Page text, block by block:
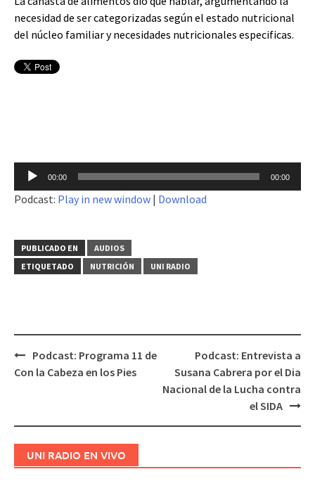
necesidad de ser categorizadas según el estado nutricional
del núcleo familiar y necesidades nutricionales especificas.
Reproductor
de
audio
00:00 00:00
Podcast: Play in new window | Download
PUBLICADO EN
AUDIOS
ETIQUETADO
NUTRICIÓN UNI RADIO
Navegación
Podcast: Programa 11 de
Con la Cabeza en los Pies
Podcast: Entrevista a
Susana Cabrera por el Dia
Nacional de la Lucha contra
el SIDA
UNI RADIO EN VIVO